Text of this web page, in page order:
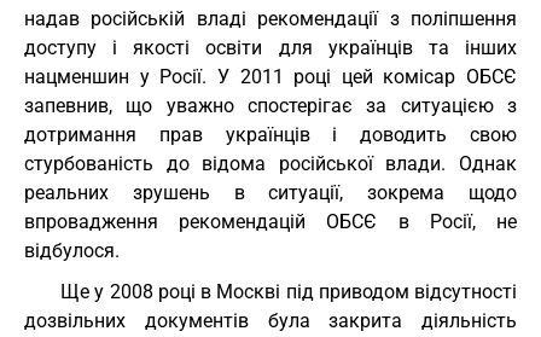
надав російській владі рекомендації з поліпшення
доступу і якості освіти для українців та інших
нацменшин у Росії. У 2011 році цей комісар ОБСЄ
запевнив, що уважно спостерігає за ситуацією з
дотримання прав українців і доводить свою
стурбованість до відома російської влади. Однак
реальних зрушень в ситуації, зокрема щодо
впровадження рекомендацій ОБСЄ в Росії, не
відбулося.
Ще у 2008 році в Москві під приводом відсутності
дозвільних документів була закрита діяльність